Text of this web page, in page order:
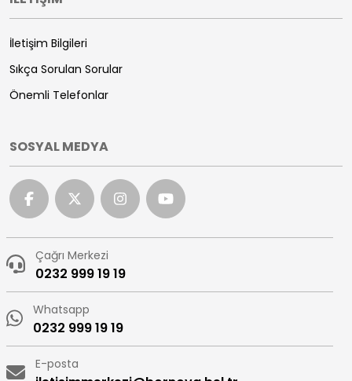
İletişim Bilgileri
Sıkça Sorulan Sorular
Önemli Telefonlar
SOSYAL MEDYA
Çağrı Merkezi
0232 999 19 19
Whatsapp
0232 999 19 19
E-posta